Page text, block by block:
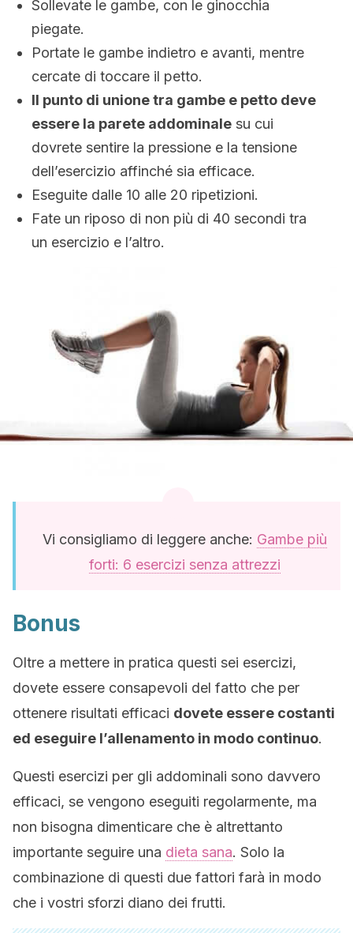
Sollevate le gambe, con le ginocchia
piegate.
Portate le gambe indietro e avanti, mentre
cercate di toccare il petto.
Il punto di unione tra gambe e petto deve
essere la parete addominale su cui
dovrete sentire la pressione e la tensione
dell’esercizio affinché sia efficace.
Eseguite dalle 10 alle 20 ripetizioni.
Fate un riposo di non più di 40 secondi tra
un esercizio e l’altro.
Vi consigliamo di leggere anche: Gambe più
forti: 6 esercizi senza attrezzi
Bonus
Oltre a mettere in pratica questi sei esercizi,
dovete essere consapevoli del fatto che per
ottenere risultati efficaci dovete essere costanti
ed eseguire l’allenamento in modo continuo.
Questi esercizi per gli addominali sono davvero
efficaci, se vengono eseguiti regolarmente, ma
non bisogna dimenticare che è altrettanto
importante seguire una dieta sana. Solo la
combinazione di questi due fattori farà in modo
che i vostri sforzi diano dei frutti.